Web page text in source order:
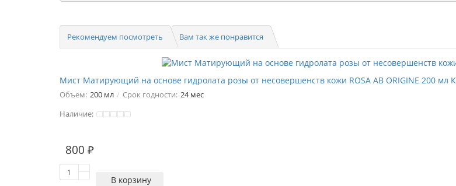
Рекомендуем посмотреть Вам так же понравится
Мист Матирующий на основе гидролата розы от несовершенств кожи ROSA AB ORIGINE 200 мл
Объем: 200 мл Срок годности: 24 мес
Наличие:
800 ₽
В корзину